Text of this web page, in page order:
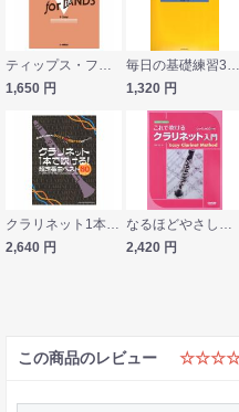
1,650 円
1,320 円
2,640 円
2,420 円
この商品のレビュー